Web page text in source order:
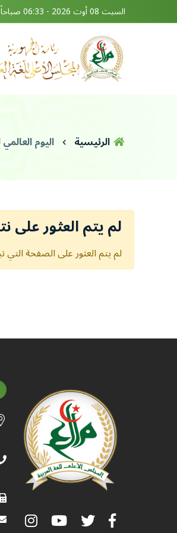
السبت 08 أوت 2026 - 06:33 صباحاً
الرئيسية اليوم العالمي
لم يتم العثور على
لم يتم العثور على الصفحة التي